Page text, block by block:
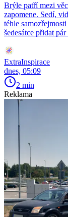
Brýle patří mezi
zapomene. Sedí,
téhle
šedesátce přidat
ExtraInspirace
dnes, 05:09
2 min
Reklama